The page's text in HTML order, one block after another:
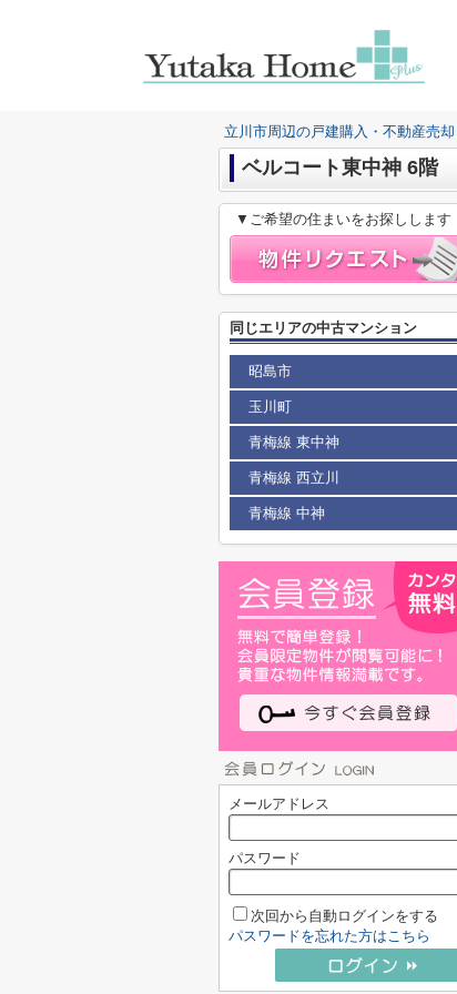
立川市周辺の戸建購入・不動産売
ベルコート東中神 6階
▼ご希望の住まいをお探しします
同じエリアの中古マンション
昭島市
玉川町
青梅線 東中神
青梅線 西立川
青梅線 中神
メールアドレス
パスワード
次回から自動ログインをする
パスワードを忘れた方はこちら